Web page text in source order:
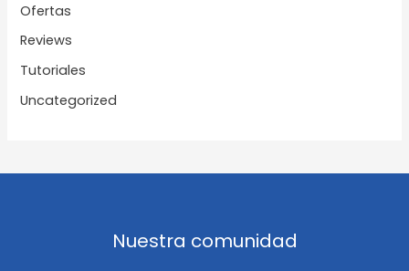
Ofertas
Reviews
Tutoriales
Uncategorized
Nuestra comunidad